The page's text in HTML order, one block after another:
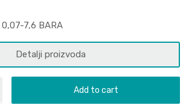
0,07-7,6 BARA
Detalji proizvoda
Add to cart